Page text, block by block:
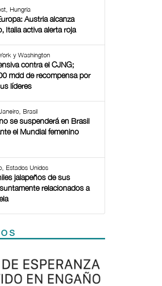
Hungría
Austria alcanza
Italia activa alerta roja
y Washington
contra el CJNG;
mdd de recompensa por
líderes
Brasil
se suspenderá en Brasil
el Mundial femenino
Estados Unidos
jalapeños de sus
relacionados a